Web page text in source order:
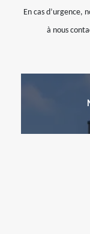
En cas d’urgence,
à nous